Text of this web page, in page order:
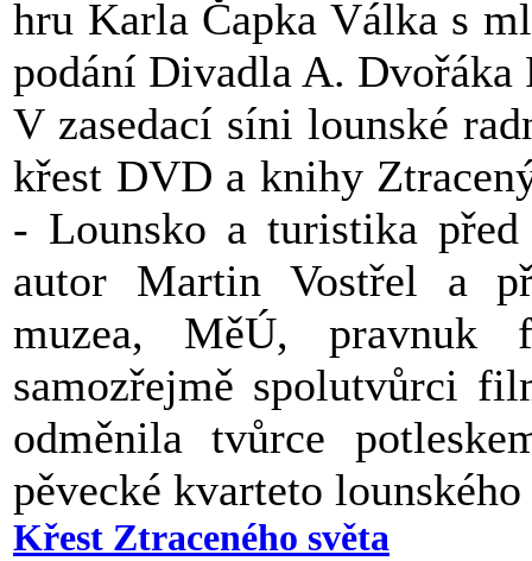
hru Karla Čapka Válka s
podání Divadla A. Dvořáka
V zasedací síni lounské
křest DVD a knihy
- Lounsko a turistika
autor Martin Vostřel a
muzea, MěÚ, pravnuk
samozřejmě spolutvůrci
odměnila tvůrce
pěvecké kvarteto
Křest Ztraceného světa